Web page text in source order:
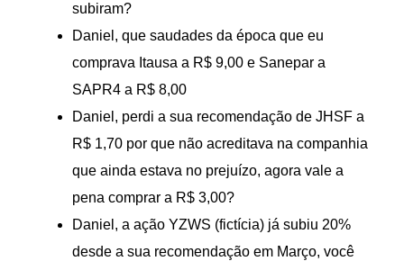
subiram?
Daniel, que saudades da época que eu
comprava Itausa a R$ 9,00 e Sanepar a
SAPR4 a R$ 8,00
Daniel, perdi a sua recomendação de JHSF a
R$ 1,70 por que não acreditava na companhia
que ainda estava no prejuízo, agora vale a
pena comprar a R$ 3,00?
Daniel, a ação YZWS (fictícia) já subiu 20%
desde a sua recomendação em Março, você